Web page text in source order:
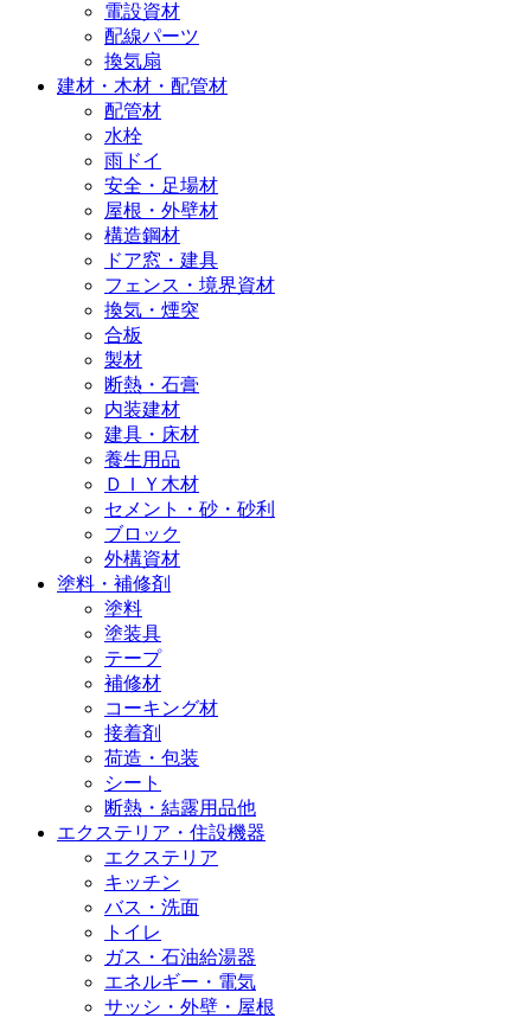
電設資材
配線パーツ
換気扇
建材・木材・配管材
配管材
水栓
雨ドイ
安全・足場材
屋根・外壁材
構造鋼材
ドア窓・建具
フェンス・境界資材
換気・煙突
合板
製材
断熱・石膏
内装建材
建具・床材
養生用品
ＤＩＹ木材
セメント・砂・砂利
ブロック
外構資材
塗料・補修剤
塗料
塗装具
テープ
補修材
コーキング材
接着剤
荷造・包装
シート
断熱・結露用品他
エクステリア・住設機器
エクステリア
キッチン
バス・洗面
トイレ
ガス・石油給湯器
エネルギー・電気
サッシ・外壁・屋根